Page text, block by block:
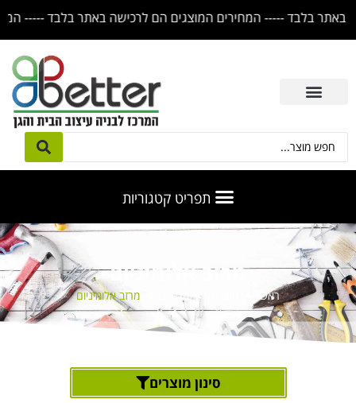
מרזב אלומיניום
ראשי מרזבים מרזב אלומיניום
סינון מוצרים